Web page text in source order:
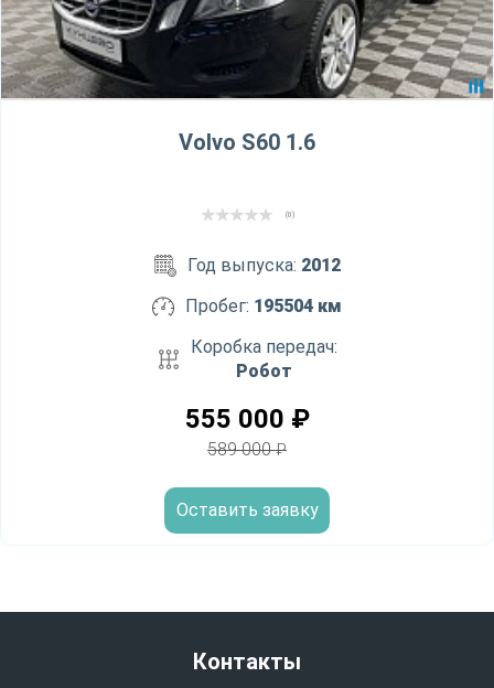
Volvo S60 1.6
(0)
Год выпуска: 2012
Пробег: 195504 км
Коробка передач:
Робот
555 000 ₽
589 000₽
Оставить заявку
Контакты